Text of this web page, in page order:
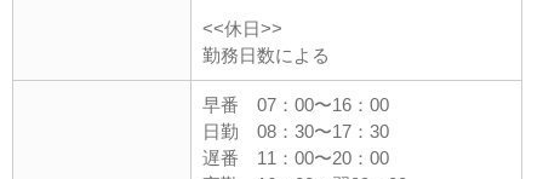
<<休日>>
勤務日数による
早番 07：00〜16：00
日勤 08：30〜17：30
遅番 11：00〜20：00